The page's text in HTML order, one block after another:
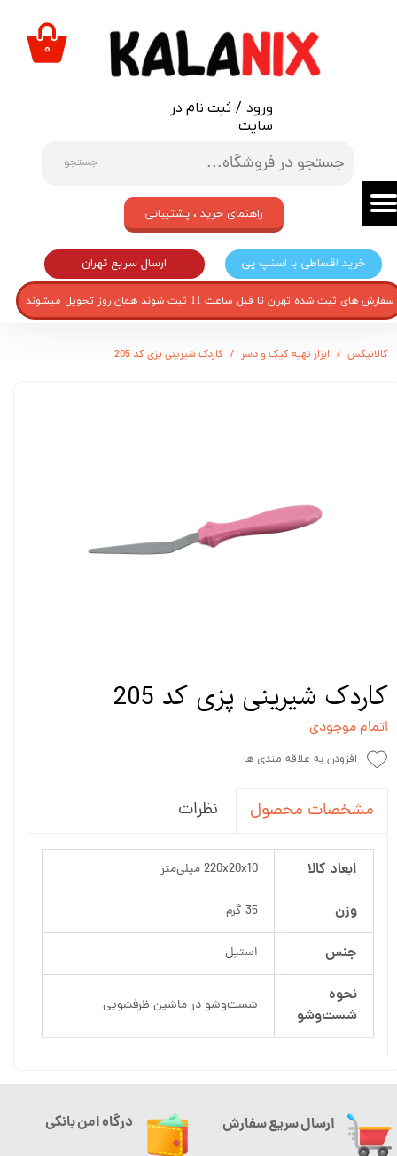
جستجو
ورود / ثبت نام در
سایت
حساب کاربری من
تغییر گذر واژه
خروج از حساب کاربری
۰
خرید اقساطی با اسنپ پی ارسال سریع تهران
راهنمای خرید ، پشتیبانی
سفارش های ثبت شده تهران تا قبل ساعت 11 ثبت شوند همان روز تحویل میشوند
کالانیکس ابزار تهیه کیک و دسر کاردک شیرینی پزی کد 205
کاردک شیرینی پزی کد 205
اتمام موجودی
افزودن به علاقه مندی ها
مشخصات محصول نظرات
ابعاد کالا 220x20x10 میلی‌متر
وزن 35 گرم
جنس استیل
نحوه
شست‌وشو
شست‌وشو در ماشین ظرفشویی
ارسال سریع سفارش درگاه امن بانکی